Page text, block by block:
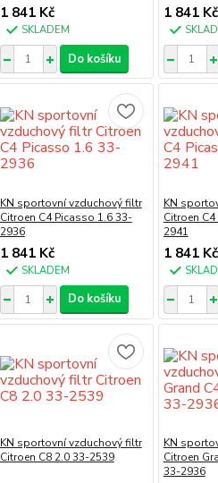
1 841 Kč
SKLADEM
Do košíku
1 841 Kč
KN sportovní vzduchový filtr
Citroen C4 Picasso 1.6 33-
2936
1 841 Kč
SKLADEM
Do košíku
KN
Citroen
2941
1 841 Kč
KN sportovní vzduchový filtr
Citroen C8 2.0 33-2539
KN
Citroen
33-2936